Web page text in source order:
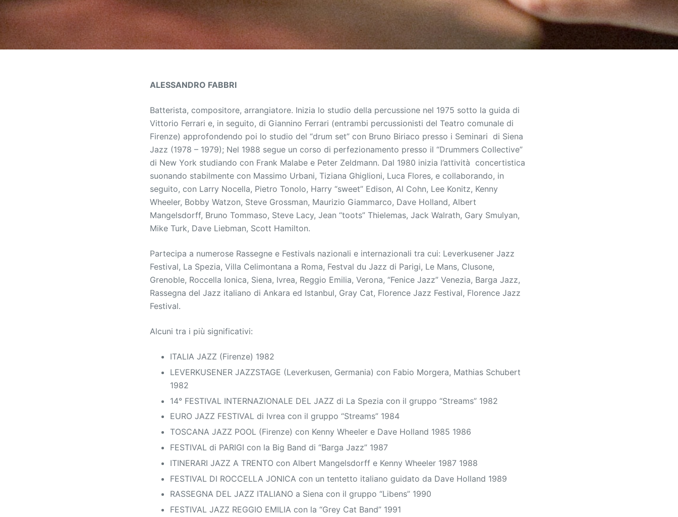
ALESSANDRO FABBRI
Batterista, compositore, arrangiatore. Inizia lo studio della percussione nel 1975 sotto la guida di
Vittorio Ferrari e, in seguito, di Giannino Ferrari (entrambi percussionisti del Teatro comunale di
Firenze) approfondendo poi lo studio del “drum set” con Bruno Biriaco presso i Seminari di Siena
Jazz (1978 – 1979); Nel 1988 segue un corso di perfezionamento presso il “Drummers Collective”
di New York studiando con Frank Malabe e Peter Zeldmann. Dal 1980 inizia l’attività concertistica
suonando stabilmente con Massimo Urbani, Tiziana Ghiglioni, Luca Flores, e collaborando, in
seguito, con Larry Nocella, Pietro Tonolo, Harry “sweet” Edison, Al Cohn, Lee Konitz, Kenny
Wheeler, Bobby Watzon, Steve Grossman, Maurizio Giammarco, Dave Holland, Albert
Mangelsdorff, Bruno Tommaso, Steve Lacy, Jean “toots” Thielemas, Jack Walrath, Gary Smulyan,
Mike Turk, Dave Liebman, Scott Hamilton.
Partecipa a numerose Rassegne e Festivals nazionali e internazionali tra cui: Leverkusener Jazz
Festival, La Spezia, Villa Celimontana a Roma, Festval du Jazz di Parigi, Le Mans, Clusone,
Grenoble, Roccella Ionica, Siena, Ivrea, Reggio Emilia, Verona, “Fenice Jazz” Venezia, Barga Jazz,
Rassegna del Jazz italiano di Ankara ed Istanbul, Gray Cat, Florence Jazz Festival, Florence Jazz
Festival.
Alcuni tra i più significativi:
ITALIA JAZZ (Firenze) 1982
LEVERKUSENER JAZZSTAGE (Leverkusen, Germania) con Fabio Morgera, Mathias Schubert
1982
14° FESTIVAL INTERNAZIONALE DEL JAZZ di La Spezia con il gruppo “Streams” 1982
EURO JAZZ FESTIVAL di Ivrea con il gruppo “Streams” 1984
TOSCANA JAZZ POOL (Firenze) con Kenny Wheeler e Dave Holland 1985 1986
FESTIVAL di PARIGI con la Big Band di “Barga Jazz” 1987
ITINERARI JAZZ A TRENTO con Albert Mangelsdorff e Kenny Wheeler 1987 1988
FESTIVAL DI ROCCELLA JONICA con un tentetto italiano guidato da Dave Holland 1989
RASSEGNA DEL JAZZ ITALIANO a Siena con il gruppo “Libens” 1990
FESTIVAL JAZZ REGGIO EMILIA con la “Grey Cat Band” 1991